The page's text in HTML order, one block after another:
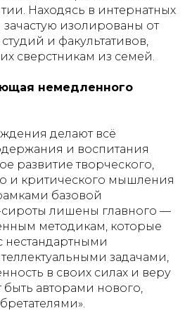
Находясь в интернатных
изолированы от
и факультативов,
сверстникам из семей.
немедленного
делают всё
и воспитания
развитие творческого,
и критического мышления
базовой
лишены главного —
методикам, которые
нестандартными
задачами,
в своих силах и веру
быть авторами нового,